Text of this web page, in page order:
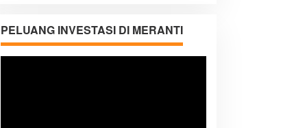
PELUANG INVESTASI DI MERANTI